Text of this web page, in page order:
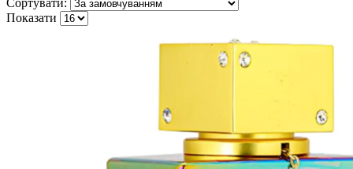
Сортувати:
Показати